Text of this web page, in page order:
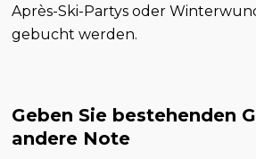
Après-Ski-Partys oder
gebucht werden.
Geben Sie bestehenden
andere Note